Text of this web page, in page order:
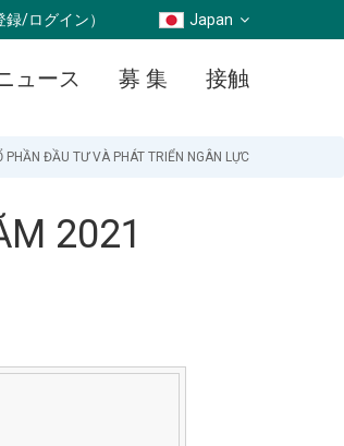
/ログイン） Japan
ュース 募 集 接触
ĐẦU TƯ VÀ PHÁT TRIỂN NGÂN LỰC
2021